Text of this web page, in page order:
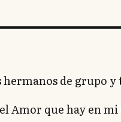
hermanos de grupo
Amor que hay en